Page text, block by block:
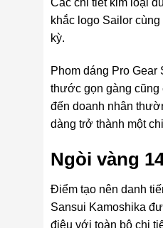
Các chi tiết kim loại
khắc logo Sailor
kỳ.
Phom dáng Pro
thước gọn gàng
đến doanh nhân
dàng trở thành một
Ngòi vàng
Điểm tạo nên danh
Sansui Kamoshika
điệu với toàn bộ chi